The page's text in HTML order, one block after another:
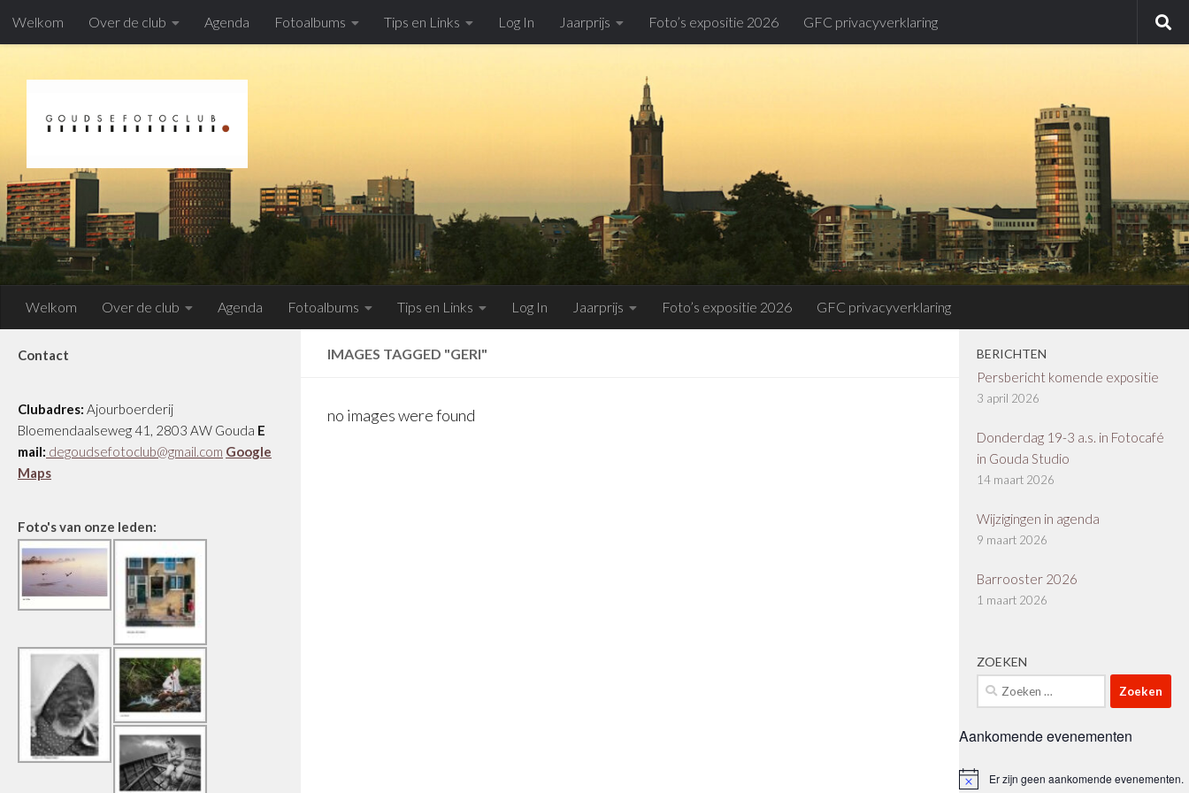
Doorgaan naar inhoud
Welkom Over de club Agenda Fotoalbums Tips en Links Log In Jaarprijs Foto’s expositie 2026 GFC privacyverklaring
Welkom Over de club Agenda Fotoalbums Tips en Links Log In Jaarprijs Foto’s expositie 2026 GFC privacyverklaring
IMAGES TAGGED "GERI"
no images were found
Contact
Clubadres: Ajourboerderij
Bloemendaalseweg 41, 2803 AW Gouda E
mail: degoudsefotoclub@gmail.com Google
Maps
Foto's van onze leden:
BERICHTEN
Persbericht komende expositie
3 april 2026
Donderdag 19-3 a.s. in Fotocafé
in Gouda Studio
14 maart 2026
Wijzigingen in agenda
9 maart 2026
Barrooster 2026
1 maart 2026
ZOEKEN
Zoeken
naar:
Aankomende evenementen
BerichtEr zijn geen aankomende evenementen.